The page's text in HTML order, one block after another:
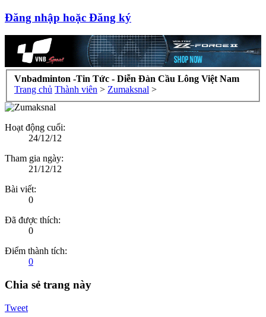
Đăng nhập hoặc Đăng ký
Vnbadminton -Tin Tức - Diễn Đàn Cầu Lông Việt Nam
Trang chủ Thành viên > Zumaksnal >
Hoạt động cuối:
24/12/12
Tham gia ngày:
21/12/12
Bài viết:
0
Đã được thích:
0
Điểm thành tích:
0
Chia sẻ trang này
Tweet